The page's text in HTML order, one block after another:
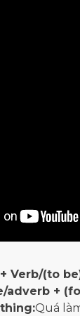
Verb/(to
adverb +
Quá